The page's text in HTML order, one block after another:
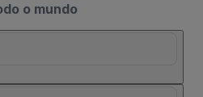
o mundo